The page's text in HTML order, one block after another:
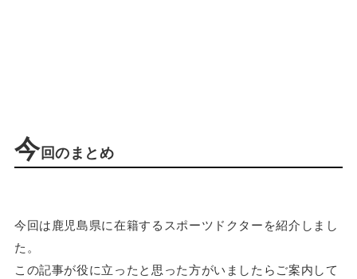
今回のまとめ
今回は鹿児島県に在籍するスポーツドクターを紹介しまし
た。
この記事が役に立ったと思った方がいましたらご案内して